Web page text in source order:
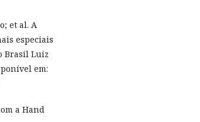
et al. A
especiais
Brasil Luiz
em:
a Hand